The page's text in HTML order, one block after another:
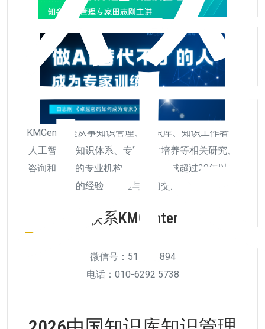
KMCenter是从事知识管理、知识库、知识工作者、
人工智能、知识体系、专家人才培养等相关研究、
咨询和培训的专业机构，拥有该领域超过20年以上
的经验，欢迎与我们交流。
联系KMCenter
微信号：511956894
电话：010-6292 5738